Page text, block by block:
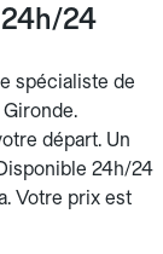
24
spécialiste de
départ. Un
24h/24
Votre prix est